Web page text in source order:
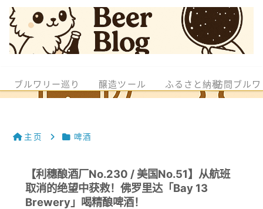
ブルワリー巡り 醸造ツール ふるさと納税訪問ブル
主页 啤酒
【利穗酿酒厂No.230 / 美国No.51】从航班
取消的绝望中获救！佛罗里达「Bay 13
Brewery」喝精酿啤酒！